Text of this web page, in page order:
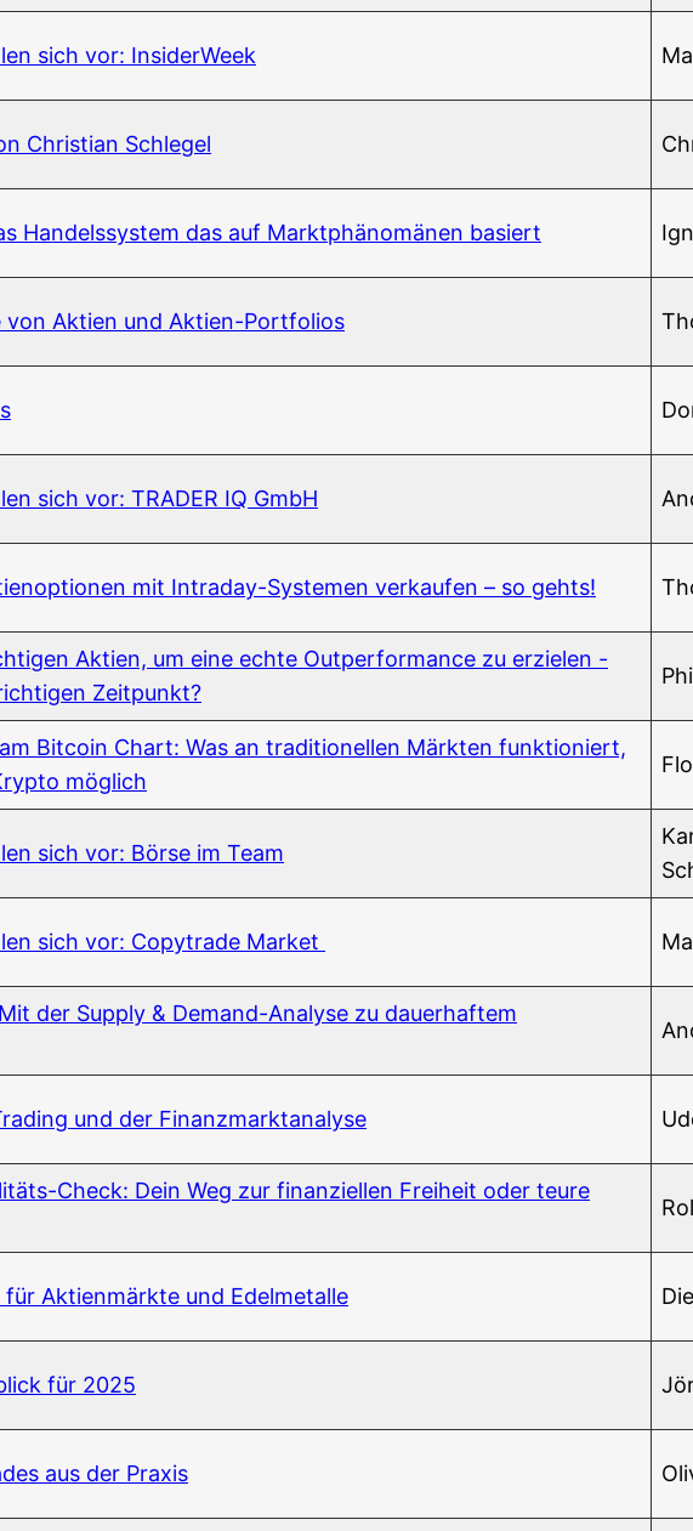
sich vor: InsiderWeek
Chris­ti­an Schlegel
Han­dels­sys­tem das auf Markt­phä­no­mä­nen basiert
von Akti­en und Aktien-Portfolios
sich vor: TRADER IQ GmbH
mit Intra­day-Sys­te­men ver­kau­fen – so gehts!
Akti­en, um eine ech­te Out­per­for­mance zu erzie­len -
Zeitpunkt?
Bit­co­in Chart: Was an tra­di­tio­nel­len Märk­ten funk­tio­niert,
möglich
sich vor: Bör­se im Team
sich vor: Copy­tra­de Market
der Sup­p­ly & Demand-Ana­ly­se zu dau­er­haf­tem
und der Finanzmarktanalyse
Check: Dein Weg zur finan­zi­el­len Frei­heit oder teu­re
Akti­en­märk­te und Edelmetalle
für 2025
aus der Praxis